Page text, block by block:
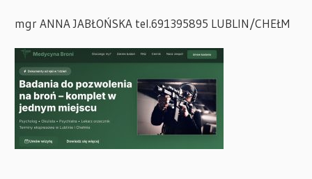
mgr ANNA JABŁOŃSKA tel.691395895 LUBLIN/CHEŁM